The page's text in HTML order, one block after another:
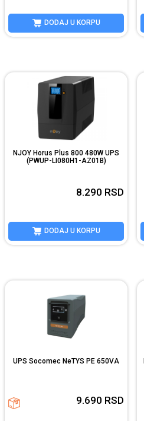
DODAJ U KORPU
NJOY Horus Plus 800 480W UPS
(PWUP-LI080H1-AZ01B)
8.290 RSD
DODAJ U KORPU
UPS Socomec NeTYS PE 650VA
9.690 RSD